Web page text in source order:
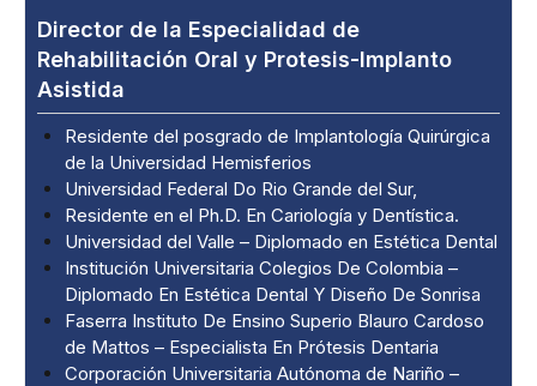
Director de la Especialidad de
Rehabilitación Oral y Protesis-Implanto
Asistida
Residente del posgrado de Implantología Quirúrgica
de la Universidad Hemisferios
Universidad Federal Do Rio Grande del Sur,
Residente en el Ph.D. En Cariología y Dentística.
Universidad del Valle – Diplomado en Estética Dental
Institución Universitaria Colegios De Colombia –
Diplomado En Estética Dental Y Diseño De Sonrisa
Faserra Instituto De Ensino Superio Blauro Cardoso
de Mattos – Especialista En Prótesis Dentaria
Corporación Universitaria Autónoma de Nariño –